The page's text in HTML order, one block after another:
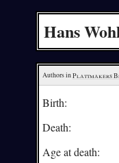
Hans
Authors in Plattmakers
Birth:
Death:
Age at death: